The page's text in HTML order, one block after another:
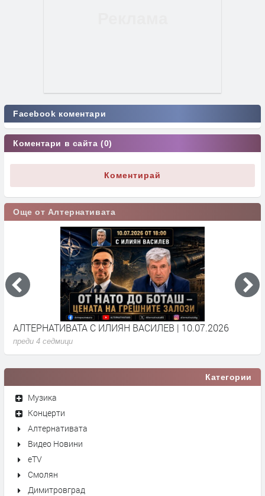
Facebook коментари
Коментари в сайта (0)
Коментирай
Още от Алтернативата
АЛТЕРНАТИВАТА С ИЛИЯН ВАСИЛЕВ | 10.07.2026
преди 4 седмици
Категории
Музика
Концерти
Алтернативата
Видео Новини
eTV
Смолян
Димитровград